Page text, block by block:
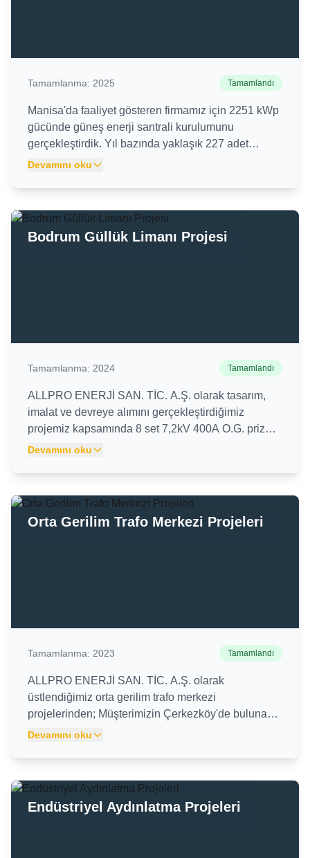
Tamamlanma: 2025 Tamamlandı
Manisa'da faaliyet gösteren firmamız için 2251 kWp
gücünde güneş enerji santrali kurulumunu
gerçekleştirdik. Yıl bazında yaklaşık 227 adet
ağacın uzaklaştırdığı karbondioksit miktarına eşit
atılmasına vesile olmanın gururunu yaşıyoruz.
Devamını oku
Bodrum Güllük Limanı Projesi
Tamamlanma: 2024 Tamamlandı
ALLPRO ENERJİ SAN. TİC. A.Ş. olarak tasarım,
imalat ve devreye alımını gerçekleştirdiğimiz
projemiz kapsamında 8 set 7,2kV 400A O.G. priz
panoları müşterimize teslim edilmiştir.
Devamını oku
Orta Gerilim Trafo Merkezi Projeleri
Tamamlanma: 2023 Tamamlandı
ALLPRO ENERJİ SAN. TİC. A.Ş. olarak
üstlendiğimiz orta gerilim trafo merkezi
projelerinden; Müşterimizin Çerkezköy'de bulunan
tesisine 1250kVA trafo merkezi orta gerilim elektrik
Devamını oku
Endüstriyel Aydınlatma Projeleri